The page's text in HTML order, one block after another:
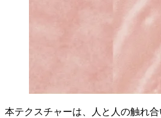
本テクスチャーは、人と人の触れ